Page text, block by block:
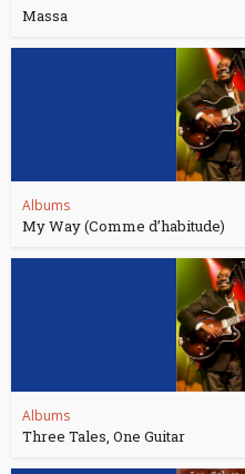
Massa
Albums
My Way (Comme d’habitude)
Albums
Three Tales, One Guitar